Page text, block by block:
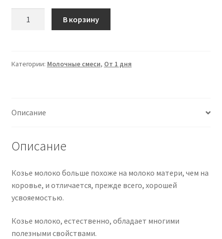
Ziegenmilch
400
В корзину
Категории: Молочные смеси, От 1 дня
Описание
Описание
Козье молоко больше похоже на молоко матери, чем на
коровье, и отличается, прежде всего, хорошей
усвояемостью.
Козье молоко, естественно, обладает многими
полезными свойствами.